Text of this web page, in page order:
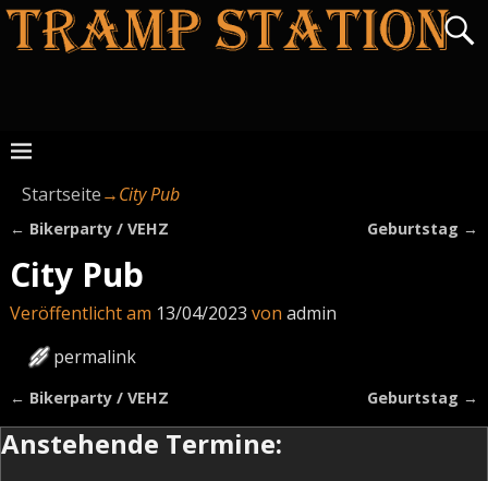
Startseite→City Pub
← Bikerparty / VEHZ Geburtstag →
City Pub
Veröffentlicht am 13/04/2023 von admin
permalink
Artikelnavigation
← Bikerparty / VEHZ Geburtstag →
Anstehende Termine: